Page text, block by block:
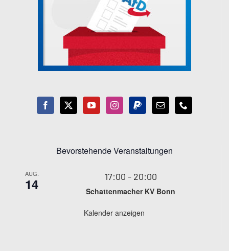
Bevorstehende Veranstaltungen
AUG.
14 17:00 - 20:00
Schattenmacher KV Bonn
Kalender anzeigen